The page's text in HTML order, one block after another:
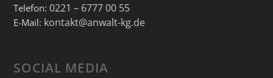
Telefon: 0221 – 6777 00 55
E-Mail: kontakt@anwalt-kg.de
SOCIAL MEDIA